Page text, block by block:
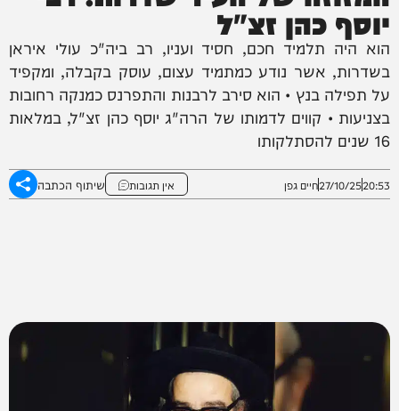
יוסף כהן זצ"ל
הוא היה תלמיד חכם, חסיד ועניו, רב ביה"כ עולי איראן
בשדרות, אשר נודע כמתמיד עצום, עוסק בקבלה, ומקפיד
על תפילה בנץ • הוא סירב לרבנות והתפרנס כמנקה רחובות
בצניעות • קווים לדמותו של הרה"ג יוסף כהן זצ"ל, במלאות
16 שנים להסתלקותו
20:53
27/10/25חיים גפן אין תגובות שיתוף הכתבה